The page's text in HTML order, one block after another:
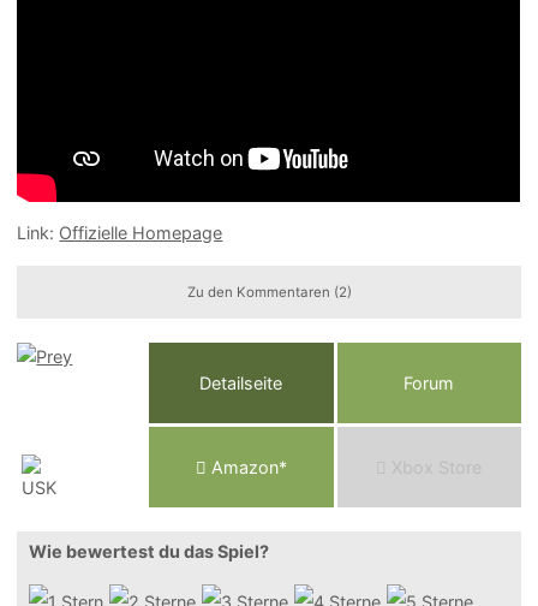
Link: Offizielle Homepage
Zu den Kommentaren (2)
Detailseite Forum
Amazon* Xbox Store
Wie bewertest du das Spiel?